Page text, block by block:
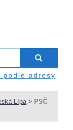
podle adresy
Lípa > PSČ